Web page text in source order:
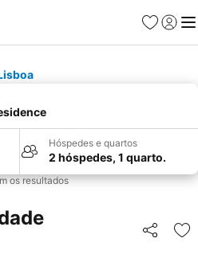
Favoritos
Iniciar
Hóspedes e quartos
2 hóspedes, 1 quarto.
os resultados
Partilhar